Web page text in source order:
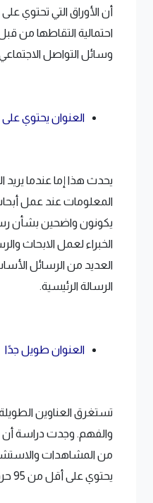
أن الأوراق التي تحتوي
احتمالية التقاطها من
وسائل التواصل
العنوان يحتوي على
يحدث هذا إما عندما
المعلومات عند عمل
يكونون واضحين بشأن
الخبراء لعمل الابحاث
العديد من الرسائل
الرسالة الرئيسية.
العنوان طويل جدًا
تستغرق العناوين
والفهم. وجدت دراسة أن
من المشاهدات
يحتوي على أقل من 95 حرفًا.